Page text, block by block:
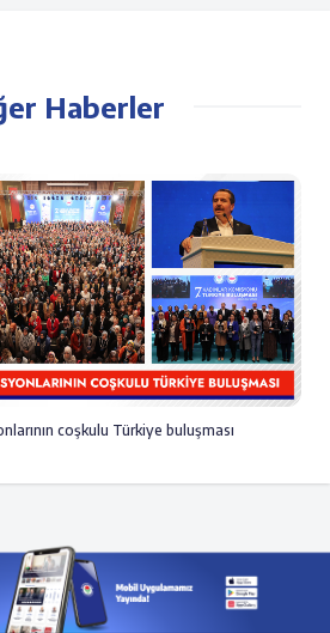
Haberler
coşkulu Türkiye buluşması